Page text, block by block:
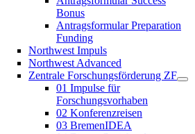
Bonus
Antragsformular Preparation
Funding
Northwest Impuls
Northwest Advanced
Zentrale Forschungsförderung ZF
01 Impulse für
Forschungsvorhaben
02 Konferenzreisen
03 BremenIDEA